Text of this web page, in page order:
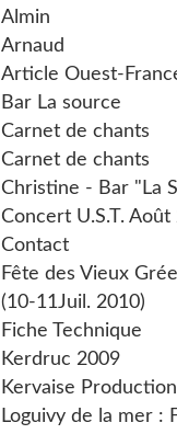
Almin
Arnaud
Article Ouest-
Bar La source
Carnet de chants
Carnet de chants
Christine - Bar "La
Concert U.S.T. Août
Contact
Fête des Vieux
(10-11Juil. 2010)
Fiche Technique
Kerdruc 2009
Kervaise Production
Loguivy de la mer :